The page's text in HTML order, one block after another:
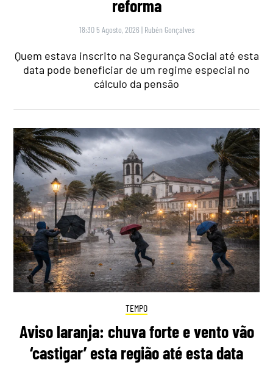
reforma
18:30 5 Agosto, 2026 | Rubén Gonçalves
Quem estava inscrito na Segurança Social até esta
data pode beneficiar de um regime especial no
cálculo da pensão
TEMPO
Aviso laranja: chuva forte e vento vão
‘castigar’ esta região até esta data